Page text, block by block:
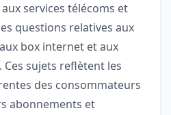
services télécoms et
questions relatives aux
box internet et aux
sujets reflètent les
des consommateurs
abonnements et